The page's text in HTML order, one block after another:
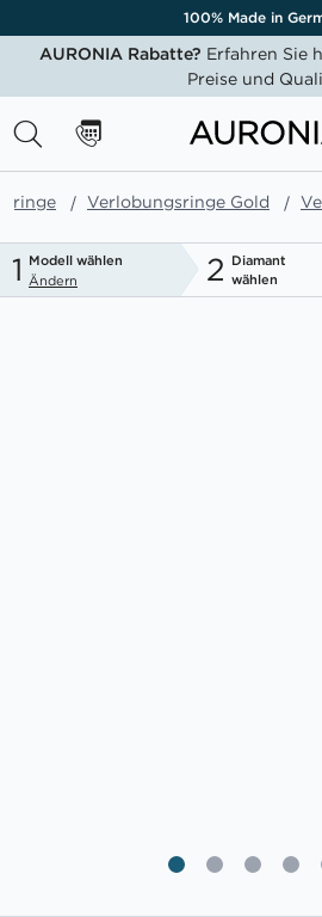
100% Made in
AURONIA Rabatte? Erfahren Sie
Preise und
Verlobungsringe Gold
1 Modell wählen
Ändern
2 Diamant
wählen